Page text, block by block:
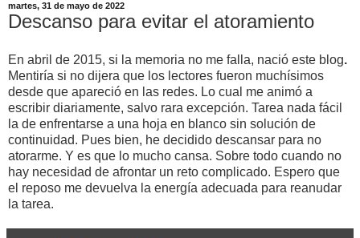
martes, 31 de mayo de 2022
Descanso para evitar el atoramiento
En abril de 2015, si la memoria no me falla, nació este blog.
Mentiría si no dijera que los lectores fueron muchísimos
desde que apareció en las redes. Lo cual me animó a
escribir diariamente, salvo rara excepción. Tarea nada fácil
la de enfrentarse a una hoja en blanco sin solución de
continuidad. Pues bien, he decidido descansar para no
atorarme. Y es que lo mucho cansa. Sobre todo cuando no
hay necesidad de afrontar un reto complicado. Espero que
el reposo me devuelva la energía adecuada para reanudar
la tarea.